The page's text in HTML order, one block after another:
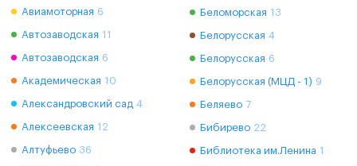
Авиамоторная 6
Автозаводская 11
Автозаводская 6
Академическая 10
Александровский сад 4
Алексеевская 12
Алтуфьево 36
Беломорская 13
Белорусская 4
Белорусская 6
Белорусская (МЦД - 1) 9
Беляево 7
Бибирево 22
Библиотека им.Ленина 1